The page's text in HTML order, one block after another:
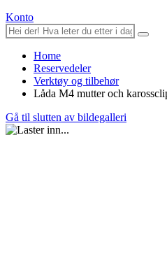
Konto
Home
Reservedeler
Verktøy og tilbehør
Låda M4 mutter och
Gå til slutten av bildegalleri